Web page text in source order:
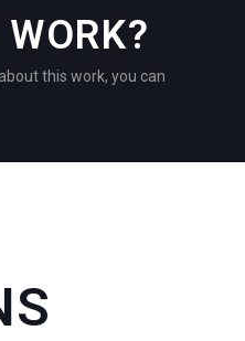
this work, you can